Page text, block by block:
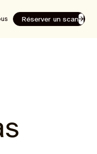
Réserver un scan